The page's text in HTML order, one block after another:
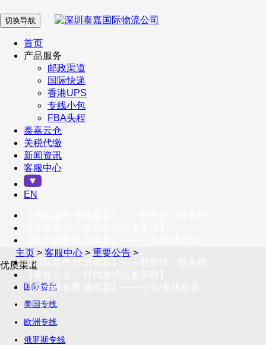
在 线 客 服
企业微信
订阅号
客户服务热线
400-098-5699
联系我们
切换导航
首页
产品服务
邮政渠道
国际快递
香港UPS
专线小包
FBA头程
泰嘉云仓
关税代缴
新闻资讯
客服中心
EN
【国际急件 优选泰嘉】——时效快，服务稳
【发全球包裹 选泰嘉】——小包/专线首选
主页 >客服中心 >重要公告 >
优质渠道
国际货代
美国专线
欧洲专线
俄罗斯专线